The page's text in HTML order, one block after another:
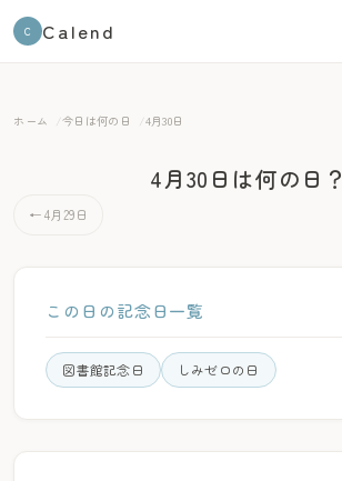
C Calend
ホーム 今日は何の日 4月30日
← 4月29日
4月30日は何の日？
この日の記念日一覧
図書館記念日 しみゼロの日